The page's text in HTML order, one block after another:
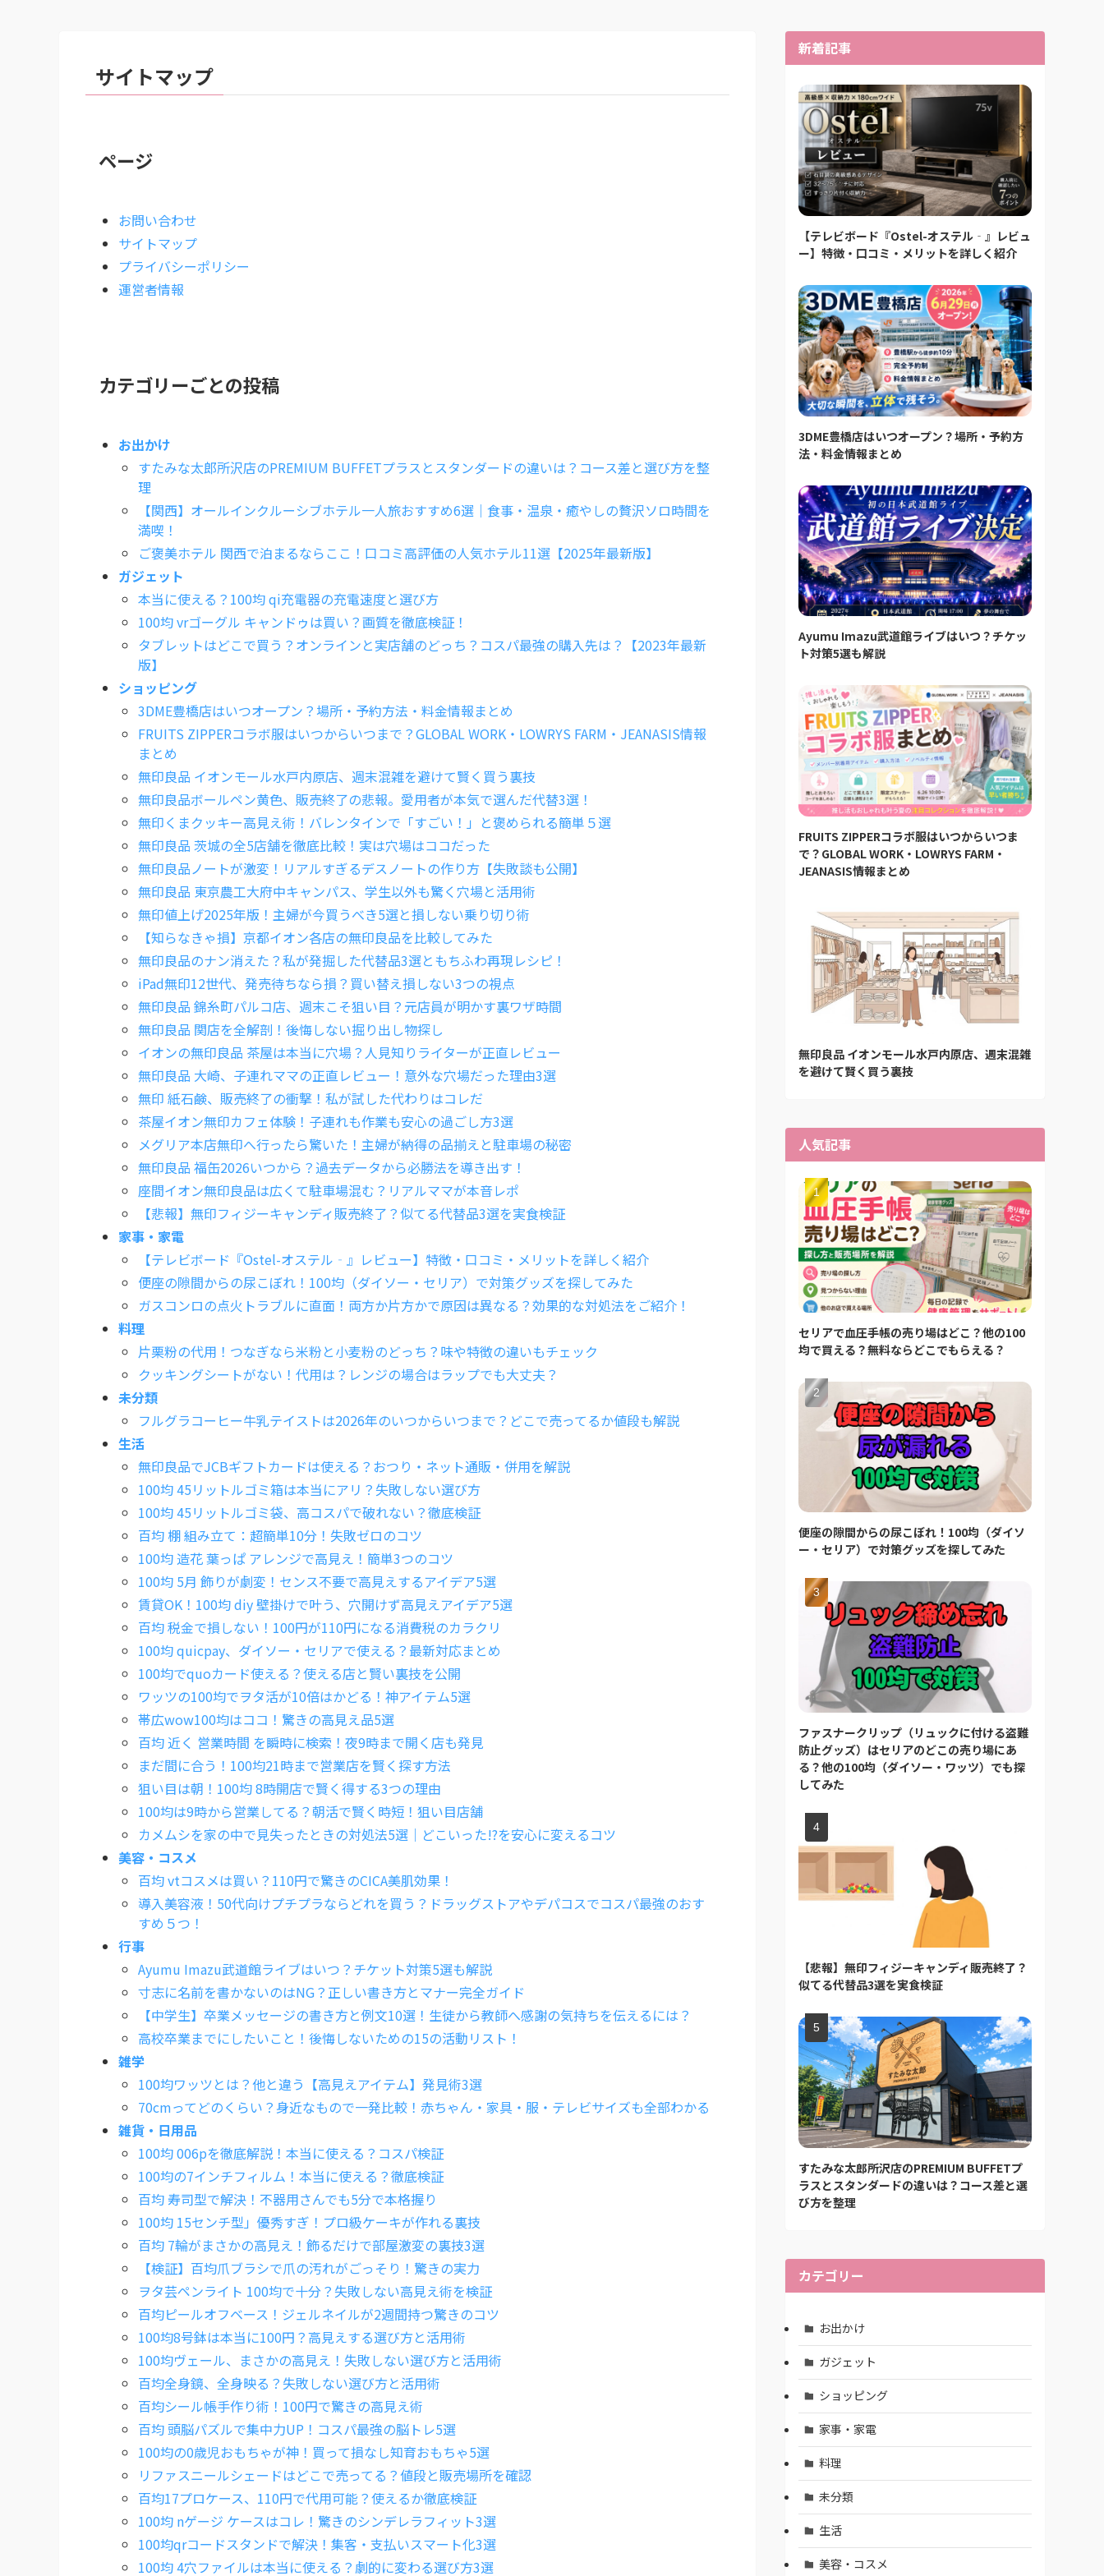
サイトマップ
ページ
お問い合わせ
サイトマップ
プライバシーポリシー
運営者情報
カテゴリーごとの投稿
お出かけ
すたみな太郎所沢店のPREMIUM BUFFETプラスとスタンダードの違いは？コース差と選び方を整
理
【関西】オールインクルーシブホテル一人旅おすすめ6選｜食事・温泉・癒やしの贅沢ソロ時間を
満喫！
ご褒美ホテル 関西で泊まるならここ！口コミ高評価の人気ホテル11選【2025年最新版】
ガジェット
本当に使える？100均 qi充電器の充電速度と選び方
100均 vrゴーグル キャンドゥは買い？画質を徹底検証！
タブレットはどこで買う？オンラインと実店舗のどっち？コスパ最強の購入先は？【2023年最新
版】
ショッピング
3DME豊橋店はいつオープン？場所・予約方法・料金情報まとめ
FRUITS ZIPPERコラボ服はいつからいつまで？GLOBAL WORK・LOWRYS FARM・JEANASIS情報
まとめ
無印良品 イオンモール水戸内原店、週末混雑を避けて賢く買う裏技
無印良品ボールペン黄色、販売終了の悲報。愛用者が本気で選んだ代替3選！
無印くまクッキー高見え術！バレンタインで「すごい！」と褒められる簡単５選
無印良品 茨城の全5店舗を徹底比較！実は穴場はココだった
無印良品ノートが激変！リアルすぎるデスノートの作り方【失敗談も公開】
無印良品 東京農工大府中キャンパス、学生以外も驚く穴場と活用術
無印値上げ2025年版！主婦が今買うべき5選と損しない乗り切り術
【知らなきゃ損】京都イオン各店の無印良品を比較してみた
無印良品のナン消えた？私が発掘した代替品3選ともちふわ再現レシピ！
iPad無印12世代、発売待ちなら損？買い替え損しない3つの視点
無印良品 錦糸町パルコ店、週末こそ狙い目？元店員が明かす裏ワザ時間
無印良品 関店を全解剖！後悔しない掘り出し物探し
イオンの無印良品 茶屋は本当に穴場？人見知りライターが正直レビュー
無印良品 大崎、子連れママの正直レビュー！意外な穴場だった理由3選
無印 紙石鹸、販売終了の衝撃！私が試した代わりはコレだ
茶屋イオン無印カフェ体験！子連れも作業も安心の過ごし方3選
メグリア本店無印へ行ったら驚いた！主婦が納得の品揃えと駐車場の秘密
無印良品 福缶2026いつから？過去データから必勝法を導き出す！
座間イオン無印良品は広くて駐車場混む？リアルママが本音レポ
【悲報】無印フィジーキャンディ販売終了？似てる代替品3選を実食検証
家事・家電
【テレビボード『Ostel-オステル‐』レビュー】特徴・口コミ・メリットを詳しく紹介
便座の隙間からの尿こぼれ！100均（ダイソー・セリア）で対策グッズを探してみた
ガスコンロの点火トラブルに直面！両方か片方かで原因は異なる？効果的な対処法をご紹介！
料理
片栗粉の代用！つなぎなら米粉と小麦粉のどっち？味や特徴の違いもチェック
クッキングシートがない！代用は？レンジの場合はラップでも大丈夫？
未分類
フルグラコーヒー牛乳テイストは2026年のいつからいつまで？どこで売ってるか値段も解説
生活
無印良品でJCBギフトカードは使える？おつり・ネット通販・併用を解説
100均 45リットルゴミ箱は本当にアリ？失敗しない選び方
100均 45リットルゴミ袋、高コスパで破れない？徹底検証
百均 棚 組み立て：超簡単10分！失敗ゼロのコツ
100均 造花 葉っぱ アレンジで高見え！簡単3つのコツ
100均 5月 飾りが劇変！センス不要で高見えするアイデア5選
賃貸OK！100均 diy 壁掛けで叶う、穴開けず高見えアイデア5選
百均 税金で損しない！100円が110円になる消費税のカラクリ
100均 quicpay、ダイソー・セリアで使える？最新対応まとめ
100均でquoカード使える？使える店と賢い裏技を公開
ワッツの100均でヲタ活が10倍はかどる！神アイテム5選
帯広wow100均はココ！驚きの高見え品5選
百均 近く 営業時間 を瞬時に検索！夜9時まで開く店も発見
まだ間に合う！100均21時まで営業店を賢く探す方法
狙い目は朝！100均 8時開店で賢く得する3つの理由
100均は9時から営業してる？朝活で賢く時短！狙い目店舗
カメムシを家の中で見失ったときの対処法5選｜どこいった!?を安心に変えるコツ
美容・コスメ
百均 vtコスメは買い？110円で驚きのCICA美肌効果！
導入美容液！50代向けプチプラならどれを買う？ドラッグストアやデパコスでコスパ最強のおす
すめ５つ！
行事
Ayumu Imazu武道館ライブはいつ？チケット対策5選も解説
寸志に名前を書かないのはNG？正しい書き方とマナー完全ガイド
【中学生】卒業メッセージの書き方と例文10選！生徒から教師へ感謝の気持ちを伝えるには？
高校卒業までにしたいこと！後悔しないための15の活動リスト！
雑学
100均ワッツとは？他と違う【高見えアイテム】発見術3選
70cmってどのくらい？身近なもので一発比較！赤ちゃん・家具・服・テレビサイズも全部わかる
雑貨・日用品
100均 006pを徹底解説！本当に使える？コスパ検証
100均の7インチフィルム！本当に使える？徹底検証
百均 寿司型で解決！不器用さんでも5分で本格握り
100均 15センチ型」優秀すぎ！プロ級ケーキが作れる裏技
百均 7輪がまさかの高見え！飾るだけで部屋激変の裏技3選
【検証】百均爪ブラシで爪の汚れがごっそり！驚きの実力
ヲタ芸ペンライト 100均で十分？失敗しない高見え術を検証
百均ピールオフベース！ジェルネイルが2週間持つ驚きのコツ
100均8号鉢は本当に100円？高見えする選び方と活用術
100均ヴェール、まさかの高見え！失敗しない選び方と活用術
百均全身鏡、全身映る？失敗しない選び方と活用術
百均シール帳手作り術！100円で驚きの高見え術
百均 頭脳パズルで集中力UP！コスパ最強の脳トレ5選
100均の0歳児おもちゃが神！買って損なし知育おもちゃ5選
リファスニールシェードはどこで売ってる？値段と販売場所を確認
百均17プロケース、110円で代用可能？使えるか徹底検証
100均 nゲージ ケースはコレ！驚きのシンデレラフィット3選
100均qrコードスタンドで解決！集客・支払いスマート化3選
100均 4穴ファイルは本当に使える？劇的に変わる選び方3選
新着記事
【テレビボード『Ostel-オステル‐』レビュ
ー】特徴・口コミ・メリットを詳しく紹介
3DME豊橋店はいつオープン？場所・予約方
法・料金情報まとめ
Ayumu Imazu武道館ライブはいつ？チケッ
ト対策5選も解説
FRUITS ZIPPERコラボ服はいつからいつま
で？GLOBAL WORK・LOWRYS FARM・
JEANASIS情報まとめ
無印良品 イオンモール水戸内原店、週末混雑
を避けて賢く買う裏技
人気記事
セリアで血圧手帳の売り場はどこ？他の100
均で買える？無料ならどこでもらえる？
便座の隙間からの尿こぼれ！100均（ダイソ
ー・セリア）で対策グッズを探してみた
ファスナークリップ（リュックに付ける盗難
防止グッズ）はセリアのどこの売り場にあ
る？他の100均（ダイソー・ワッツ）でも探
してみた
【悲報】無印フィジーキャンディ販売終了？
似てる代替品3選を実食検証
すたみな太郎所沢店のPREMIUM BUFFETプ
ラスとスタンダードの違いは？コース差と選
び方を整理
カテゴリー
お出かけ
ガジェット
ショッピング
家事・家電
料理
未分類
生活
美容・コスメ